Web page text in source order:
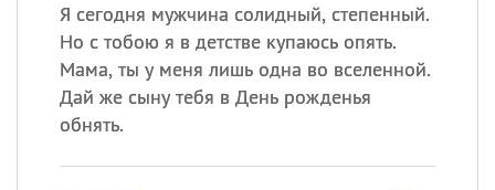
Я сегодня мужчина солидный, степенный.
Но с тобою я в детстве купаюсь опять.
Мама, ты у меня лишь одна во вселенной.
Дай же сыну тебя в День рожденья
обнять.